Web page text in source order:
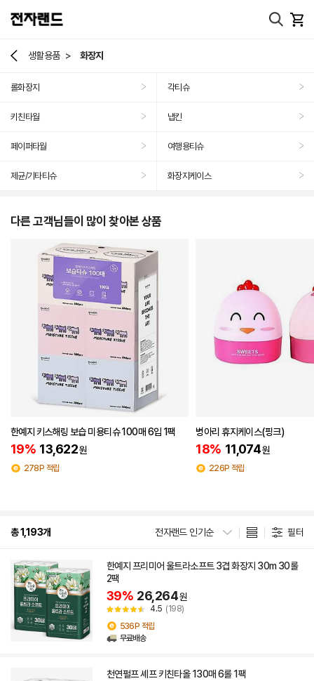
생활용품 > 화장지
롤화장지 > 각티슈 >
키친타월 > 냅킨 >
페이퍼타월 > 여행용티슈 >
제균/기타티슈 > 화장지케이스 >
다른 고객님들이 많이 찾아본 상품
한예지 키스해링 보습 미용티슈 100매 6입 1팩
19% 13,622원
278P 적립
병아리 휴지케이스(핑크)
18% 11,074원
226P 적립
총 1,193개 전자랜드 인기순 필터
한예지 프리미어 울트라소프트 3겹 화장지 30m 30롤
2팩
39% 26,264원
4.5 (198)
536P 적립
무료배송
천연펄프 셰프 키친타올 130매 6롤 1팩